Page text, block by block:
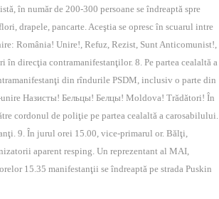
în număr de 200-300 persoane se îndreaptă spre
drapele, pancarte. Aceştia se opresc în scuarul intre
România! Unire!, Refuz, Rezist, Sunt Anticomunist!,
direcţia contramanifestanţilor. 8. Pe partea cealaltă a
din rîndurile PSDM, inclusiv o parte din
Назисты! Бельцы! Белцы! Moldova! Trădători! În
cordonul de poliţie pe partea cealaltă a carosabilului.
9. În jurul orei 15.00, vice-primarul or. Bălţi,
aparent resping. Un reprezentant al MAI,
15.35 manifestanţii se îndreaptă pe strada Puskin